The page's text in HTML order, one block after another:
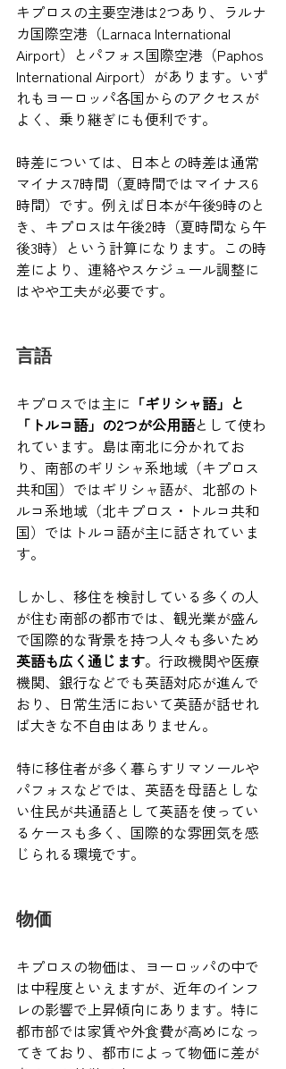
キプロスの主要空港は2つあり、ラルナ
カ国際空港（Larnaca International
Airport）とパフォス国際空港（Paphos
International Airport）があります。いず
れもヨーロッパ各国からのアクセスが
よく、乗り継ぎにも便利です。
時差については、日本との時差は通常
マイナス7時間（夏時間ではマイナス6
時間）です。例えば日本が午後9時のと
き、キプロスは午後2時（夏時間なら午
後3時）という計算になります。この時
差により、連絡やスケジュール調整に
はやや工夫が必要です。
言語
キプロスでは主に 「ギリシャ語」と
「トルコ語」の2つが公用語として使わ
れています。島は南北に分かれてお
り、南部のギリシャ系地域（キプロス
共和国）ではギリシャ語が、北部のト
ルコ系地域（北キプロス・トルコ共和
国）ではトルコ語が主に話されていま
す。
しかし、移住を検討している多くの人
が住む南部の都市では、観光業が盛ん
で国際的な背景を持つ人々も多いため
英語も広く通じます。行政機関や医療
機関、銀行などでも英語対応が進んで
おり、日常生活において英語が話せれ
ば大きな不自由はありません。
特に移住者が多く暮らすリマソールや
パフォスなどでは、英語を母語としな
い住民が共通語として英語を使ってい
るケースも多く、国際的な雰囲気を感
じられる環境です。
物価
キプロスの物価は、ヨーロッパの中で
は中程度といえますが、近年のインフ
レの影響で上昇傾向にあります。特に
都市部では家賃や外食費が高めになっ
てきており、都市によって物価に差が